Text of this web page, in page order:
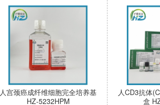
人宫颈癌成纤维细胞完全培养基
HZ-5232HPM
人CD3抗体
盒